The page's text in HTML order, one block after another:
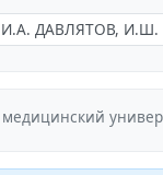
ДАВЛЯТОВ, И.Ш.